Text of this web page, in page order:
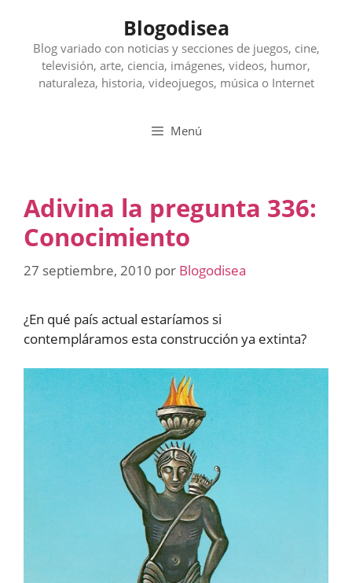
contenido
Blogodisea
Blog variado con noticias y secciones de juegos, cine,
televisión, arte, ciencia, imágenes, videos, humor,
naturaleza, historia, videojuegos, música o Internet
Menú
Adivina la pregunta 336:
Conocimiento
27 septiembre, 2010 por Blogodisea
¿En qué país actual estaríamos si
contempláramos esta construcción ya extinta?